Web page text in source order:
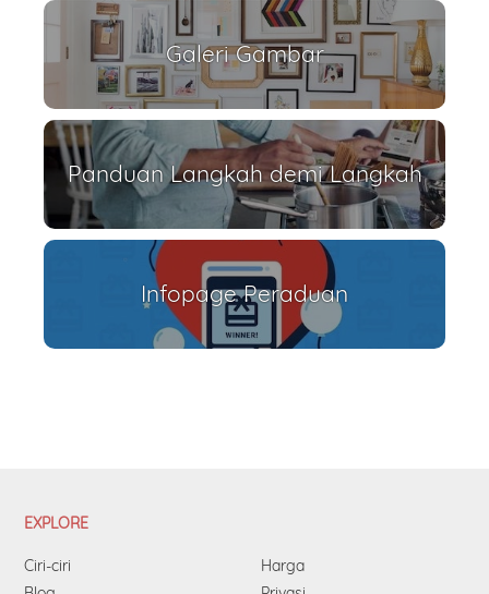
Galeri Gambar
Panduan Langkah demi Langkah
Infopage Peraduan
EXPLORE
Ciri-ciri
Harga